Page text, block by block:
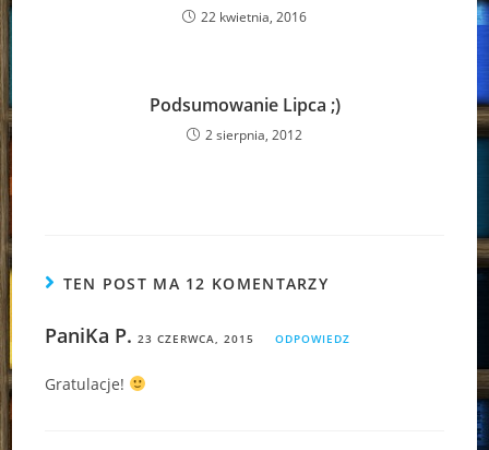
22 kwietnia, 2016
Podsumowanie Lipca ;)
2 sierpnia, 2012
TEN POST MA 12 KOMENTARZY
PaniKa P. 23 CZERWCA, 2015 ODPOWIEDZ
Gratulacje!